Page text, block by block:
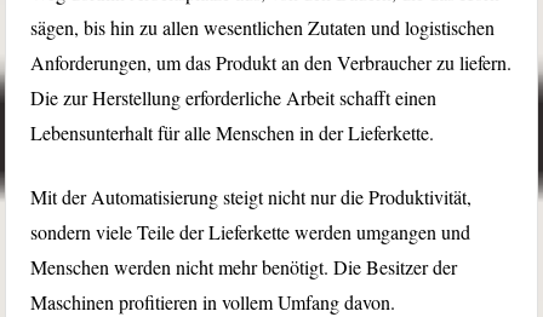
sägen, bis hin zu allen wesentlichen Zutaten und logistischen
Anforderungen, um das Produkt an den Verbraucher zu liefern.
Die zur Herstellung erforderliche Arbeit schafft einen
Lebensunterhalt für alle Menschen in der Lieferkette.
Mit der Automatisierung steigt nicht nur die Produktivität,
sondern viele Teile der Lieferkette werden umgangen und
Menschen werden nicht mehr benötigt. Die Besitzer der
Maschinen profitieren in vollem Umfang davon.